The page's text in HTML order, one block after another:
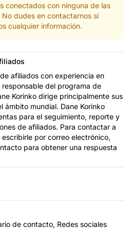
conectados con ninguna de las
dudes en contactarnos si
cualquier información.
afiliados con experiencia en
del programa de
Korinko dirige principalmente sus
ámbito mundial. Dane Korinko
para el seguimiento, reporte y
de afiliados. Para contactar a
por correo electrónico,
para obtener una respuesta
de contacto, Redes sociales